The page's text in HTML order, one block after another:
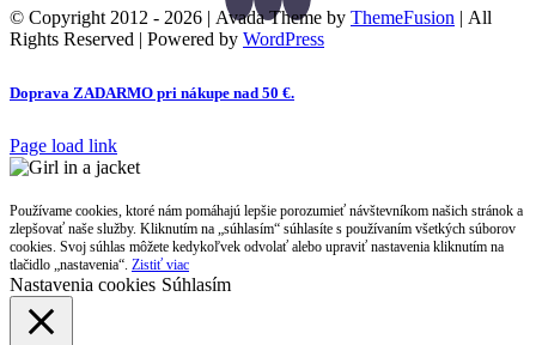
© Copyright 2012 - 2026 | Avada Theme by ThemeFusion | All
Rights Reserved | Powered by WordPress
Toggle
Sliding
Area
Doprava ZADARMO pri nákupe nad 50 €.
Page load link
Používame cookies, ktoré nám pomáhajú lepšie porozumieť návštevníkom našich stránok a
zlepšovať naše služby. Kliknutím na „súhlasím“ súhlasíte s používaním všetkých súborov
cookies. Svoj súhlas môžete kedykoľvek odvolať alebo upraviť nastavenia kliknutím na
tlačidlo „nastavenia“. Zistiť viac
Nastavenia cookies Súhlasím